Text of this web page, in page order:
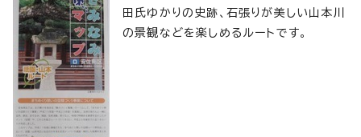
田氏ゆかりの史跡、石張りが美しい山本川
の景観などを楽しめるルートです。